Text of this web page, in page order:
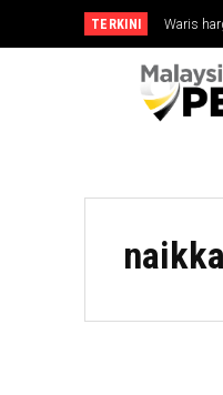
TERKINI Waris